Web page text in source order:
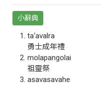
小辭典
ta‘avalra
勇士成年禮
molapangolai
祖靈祭
asavasavahe